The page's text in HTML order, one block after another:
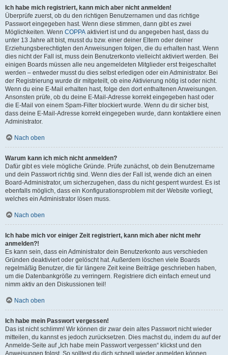
Ich habe mich registriert, kann mich aber nicht anmelden!
Überprüfe zuerst, ob du den richtigen Benutzernamen und das richtige
Passwort eingegeben hast. Wenn diese stimmen, dann gibt es zwei
Möglichkeiten. Wenn COPPA aktiviert ist und du angegeben hast, dass du
unter 13 Jahre alt bist, musst du bzw. einer deiner Eltern oder deiner
Erziehungsberechtigten den Anweisungen folgen, die du erhalten hast. Wenn
dies nicht der Fall ist, muss dein Benutzerkonto vielleicht aktiviert werden. Bei
einigen Boards müssen alle neu angemeldeten Mitglieder erst freigeschaltet
werden – entweder musst du dies selbst erledigen oder ein Administrator. Bei
der Registrierung wurde dir mitgeteilt, ob eine Aktivierung nötig ist oder nicht.
Wenn du eine E-Mail erhalten hast, folge den dort enthaltenen Anweisungen.
Ansonsten prüfe, ob du deine E-Mail-Adresse korrekt eingegeben hast oder
die E-Mail von einem Spam-Filter blockiert wurde. Wenn du dir sicher bist,
dass deine E-Mail-Adresse korrekt eingegeben wurde, dann kontaktiere einen
Administrator.
Nach oben
Warum kann ich mich nicht anmelden?
Dafür gibt es viele mögliche Gründe. Prüfe zunächst, ob dein Benutzername
und dein Passwort richtig sind. Wenn dies der Fall ist, wende dich an einen
Board-Administrator, um sicherzugehen, dass du nicht gesperrt wurdest. Es ist
ebenfalls möglich, dass ein Konfigurationsproblem mit der Website vorliegt,
welches ein Administrator lösen muss.
Nach oben
Ich habe mich vor einiger Zeit registriert, kann mich aber nicht mehr
anmelden?!
Es kann sein, dass ein Administrator dein Benutzerkonto aus verschieden
Gründen deaktiviert oder gelöscht hat. Außerdem löschen viele Boards
regelmäßig Benutzer, die für längere Zeit keine Beiträge geschrieben haben,
um die Datenbankgröße zu verringern. Registriere dich einfach erneut und
nimm aktiv an den Diskussionen teil!
Nach oben
Ich habe mein Passwort vergessen!
Das ist nicht schlimm! Wir können dir zwar dein altes Passwort nicht wieder
mitteilen, du kannst es jedoch zurücksetzen. Dies machst du, indem du auf der
Anmelde-Seite auf „Ich habe mein Passwort vergessen“ klickst und den
Anweisungen folgst. So solltest du dich schnell wieder anmelden können.